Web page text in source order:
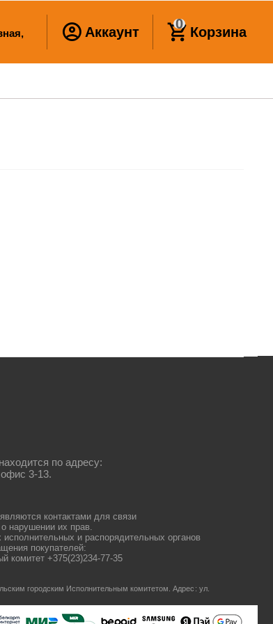
Аккаунт
0
Корзина
по адресу:
3-13.
контактами для связи
нарушении их прав.
и распорядительных органов
покупателей:
комитет +375(23)234-77-35
городским Исполнительным комитетом.Адрес: ул.